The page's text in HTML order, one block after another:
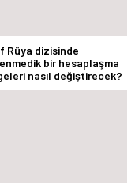
Rüya dizisinde
bir hesaplaşma
nasıl değiştirecek?